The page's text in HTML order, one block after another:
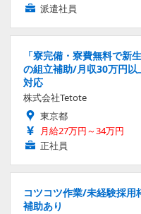
派遣社員
「寮完備・寮費無料で新
の組立補助/月収30万円
対応
株式会社Tetote
東京都
月給27万円～34万円
正社員
コツコツ作業/未経験採
補助あり